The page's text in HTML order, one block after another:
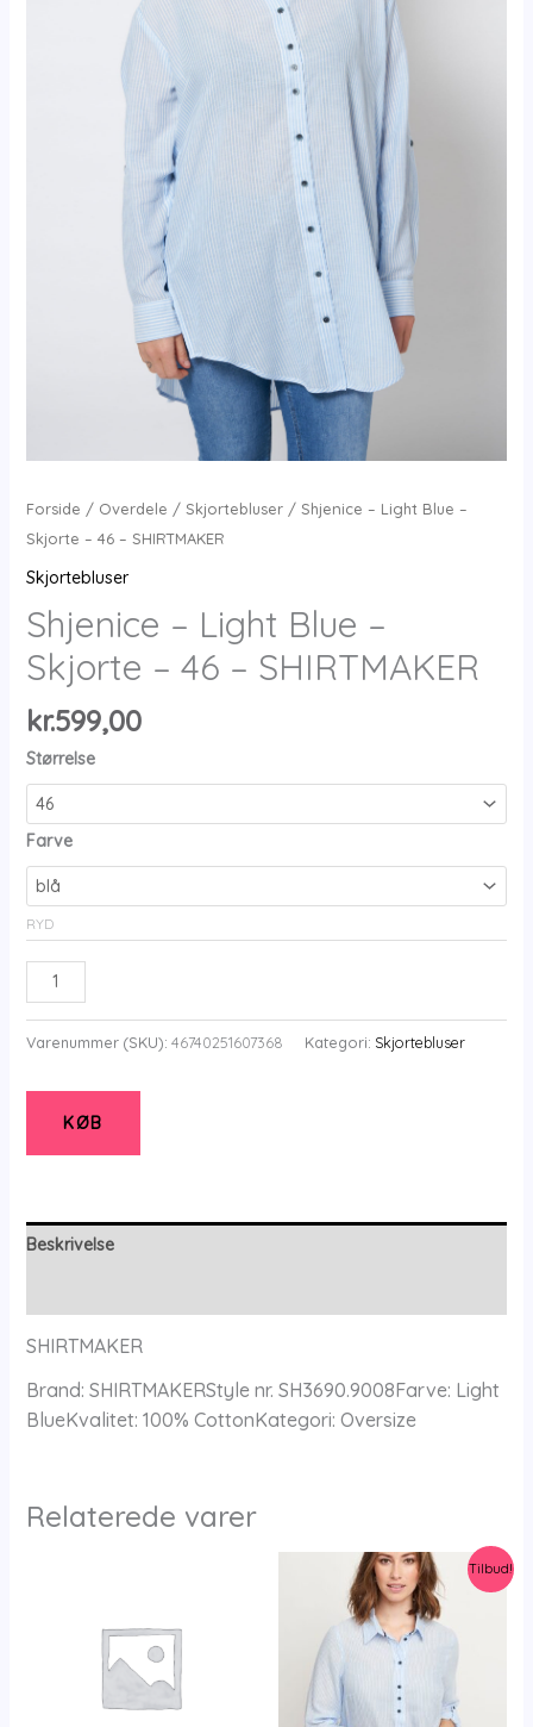
Forside / Overdele / Skjortebluser/ Shjenice – Light Blue –
Skjorte – 46 – SHIRTMAKER
Skjortebluser
Shjenice – Light Blue –
Skjorte – 46 – SHIRTMAKER
kr.599,00
Størrelse
Farve
RYD
Shjenice
-
Light
-
Skjorte
-
SHIRTMAKER
Varenummer (SKU): 46740251607368 Kategori: Skjortebluser
KØB
Beskrivelse
SHIRTMAKER
Brand: SHIRTMAKERStyle nr. SH3690.9008Farve: Light
BlueKvalitet: 100% CottonKategori: Oversize
Relaterede varer
Tilbud!